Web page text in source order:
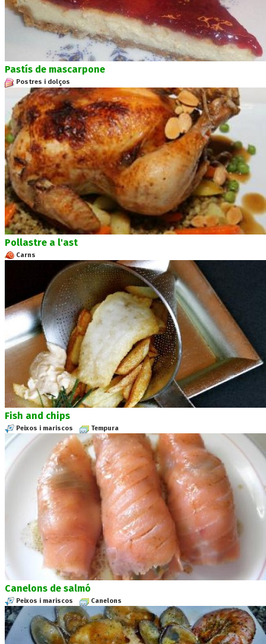
Pastís de mascarpone
Postres i dolços
Pollastre a l'ast
Carns
Fish and chips
Peixos i mariscos Tempura
Canelons de salmó
Peixos i mariscos Canelons